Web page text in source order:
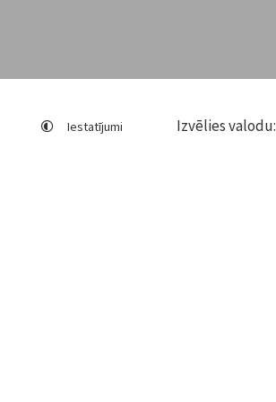
Iestatījumi Izvēlies valodu: